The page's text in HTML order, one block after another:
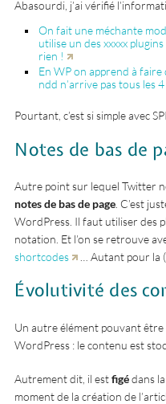
Abasourdi, j’ai vérifié
On fait une méchante
utilise un des xxxxx
rien !
En WP on apprend à
ndd n’arrive pas tous les
Pourtant, c’est si simple avec
Notes de bas de
Autre point sur lequel Twitter
notes de bas de page . C’est
WordPress. Il faut utiliser des
notation. Et l’on se retrouve
shortcodes
… Autant pour la
Évolutivité des
Un autre élément pouvant
WordPress : le contenu est
Autrement dit, il estfigédans
moment de la création de